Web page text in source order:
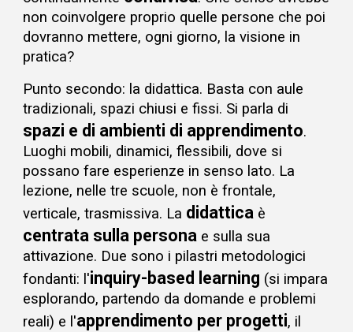
non coinvolgere proprio quelle persone che poi
dovranno mettere, ogni giorno, la visione in
pratica?
Punto secondo: la didattica. Basta con aule
tradizionali, spazi chiusi e fissi. Si parla di
spazi e di ambienti di apprendimento.
Luoghi mobili, dinamici, flessibili, dove si
possano fare esperienze in senso lato. La
lezione, nelle tre scuole, non è frontale,
verticale, trasmissiva. La didattica è
centrata sull a persona e sulla sua
attivazione. Due sono i pilastri metodologici
fondanti: l 'inquiry-based learning (si impara
esplorando, partendo da domande e problemi
reali) e l'apprendimento per progetti, il